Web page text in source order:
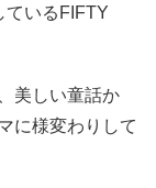
ているFIFTY
美しい童話か
に様変わりして